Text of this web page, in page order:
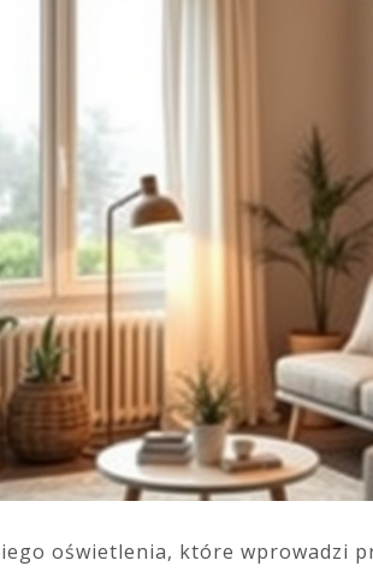
oświetlenia, które wprowadzi